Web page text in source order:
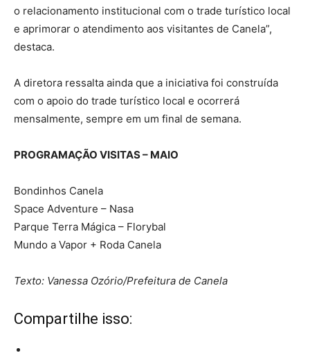
o relacionamento institucional com o trade turístico local
e aprimorar o atendimento aos visitantes de Canela”,
destaca.
A diretora ressalta ainda que a iniciativa foi construída
com o apoio do trade turístico local e ocorrerá
mensalmente, sempre em um final de semana.
PROGRAMAÇÃO VISITAS – MAIO
Bondinhos Canela
Space Adventure – Nasa
Parque Terra Mágica – Florybal
Mundo a Vapor + Roda Canela
Texto: Vanessa Ozório/Prefeitura de Canela
Compartilhe isso: